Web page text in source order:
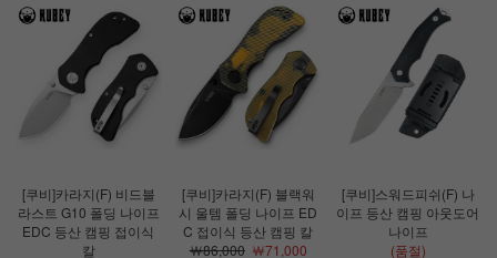
[쿠비]카라지(F) 비드블
라스트 G10 폴딩 나이프
EDC 등산 캠핑 접이식
칼
[쿠비]카라지(F) 블랙워
시 울템 폴딩 나이프 ED
C 접이식 등산 캠핑 칼
￦86,000￦71,000
[쿠비]스워드피쉬(F) 나
이프 등산 캠핑 아웃도어
나이프
(품절)